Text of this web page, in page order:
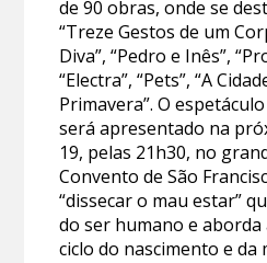
de 90 obras, onde se
“Treze Gestos de um
Diva”, “Pedro e Inês”,
“Electra”, “Pets”, “A
Primavera”. O espetáculo
será apresentado na
19, pelas 21h30, no
Convento de São
“dissecar o mau estar”
do ser humano e
ciclo do nascimento e da